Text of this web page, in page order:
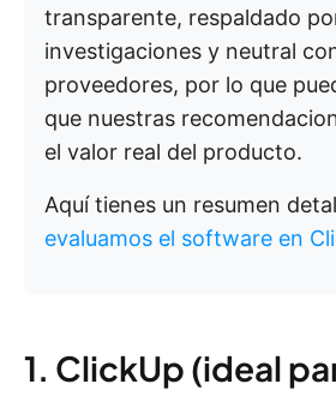
transparente, respaldado
investigaciones y neutral
proveedores, por lo que
que nuestras
el valor real del producto.
Aquí tienes un resumen
evaluamos el software en
1. ClickUp (ideal